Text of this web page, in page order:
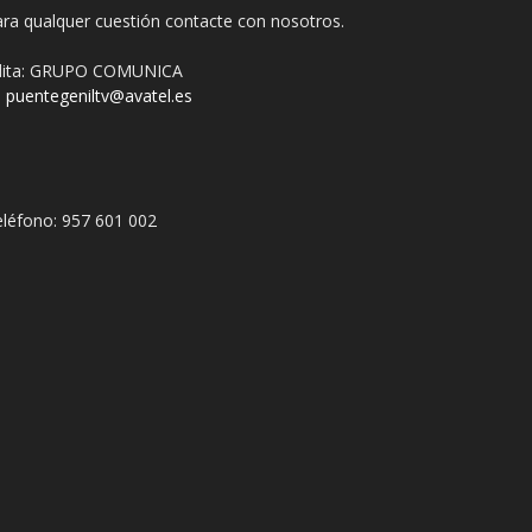
qualquer cuestión contacte con nosotros.
GRUPO COMUNICA
puentegeniltv@avatel.es
957 601 002